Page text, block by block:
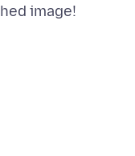
image!